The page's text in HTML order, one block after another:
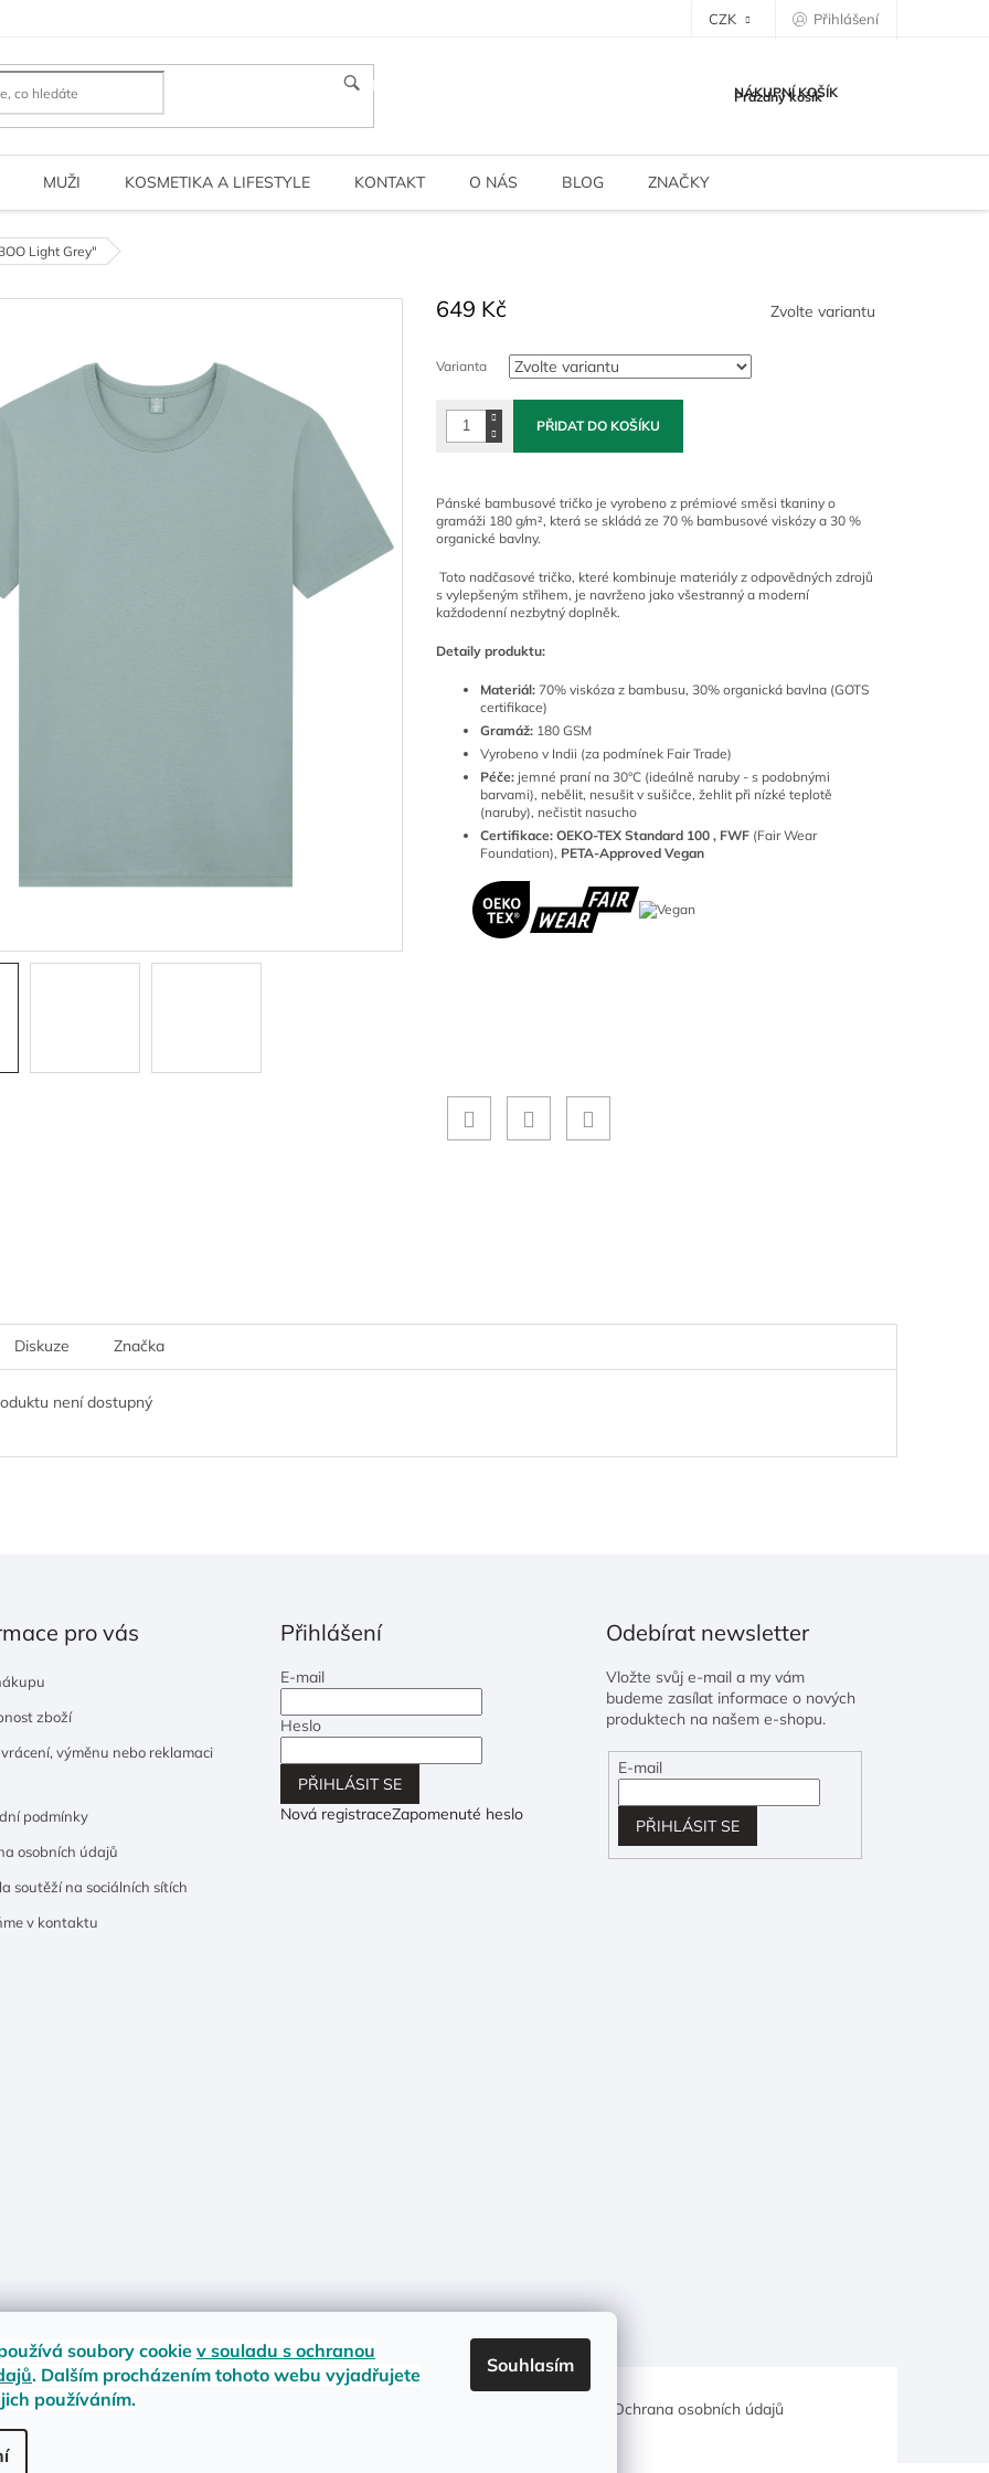
soubory cookiev souladu s ochranou
. Dalším procházením tohoto webu vyjadřujete
používáním.
Souhlasím
CZK Přihlášení
HLEDAT NÁKUPNÍ KOŠÍK
Prázdný košík
MUŽI KOSMETIKA A LIFESTYLE KONTAKT O NÁS BLOG ZNAČKY
Light Grey"
649 Kč
cena:
Zvolte variantu
Varianta
PŘIDAT DO KOŠÍKU
Pánské bambusové tričko je vyrobeno z prémiové směsi tkaniny o
gramáži 180 g/m², která se skládá ze 70 % bambusové viskózy a 30 %
organické bavlny.
Toto nadčasové tričko, které kombinuje materiály z odpovědných zdrojů
s vylepšeným střihem, je navrženo jako všestranný a moderní
každodenní nezbytný doplněk.
Detaily produktu:
Materiál: 70% viskóza z bambusu, 30% organická bavlna (GOTS
certifikace)
Gramáž: 180 GSM
Vyrobeno v Indii (za podmínek Fair Trade)
Péče: jemné praní na 30°C (ideálně naruby - s podobnými
barvami), nebělit, nesušit v sušičce, žehlit při nízké teplotě
(naruby), nečistit nasucho
Certifikace: OEKO-TEX Standard 100 , FWF (Fair Wear
Foundation), PETA-Approved Vegan
Diskuze Značka
není dostupný
pro vás
zboží
vrácení, výměnu nebo reklamaci
podmínky
osobních údajů
soutěží na sociálních sítích
v kontaktu
Přihlášení
E-mail
Heslo
PŘIHLÁSIT SE
Nová registraceZapomenuté heslo
Odebírat newsletter
Vložte svůj e-mail a my vám
budeme zasílat informace o nových
produktech na našem e-shopu.
E-mail
PŘIHLÁSIT SE
zboží Materiály a velikosti Ochrana osobních údajů